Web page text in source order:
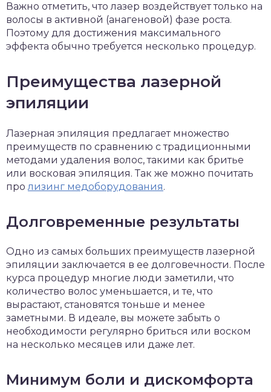
Важно отметить, что лазер воздействует только на
волосы в активной (анагеновой) фазе роста.
Поэтому для достижения максимального
эффекта обычно требуется несколько процедур.
Преимущества лазерной
эпиляции
Лазерная эпиляция предлагает множество
преимуществ по сравнению с традиционными
методами удаления волос, такими как бритье
или восковая эпиляция. Так же можно почитать
пролизинг медоборудования.
Долговременные результаты
Одно из самых больших преимуществ лазерной
эпиляции заключается в ее долговечности. После
курса процедур многие люди заметили, что
количество волос уменьшается, и те, что
вырастают, становятся тоньше и менее
заметными. В идеале, вы можете забыть о
необходимости регулярно бриться или воском
на несколько месяцев или даже лет.
Минимум боли и дискомфорта